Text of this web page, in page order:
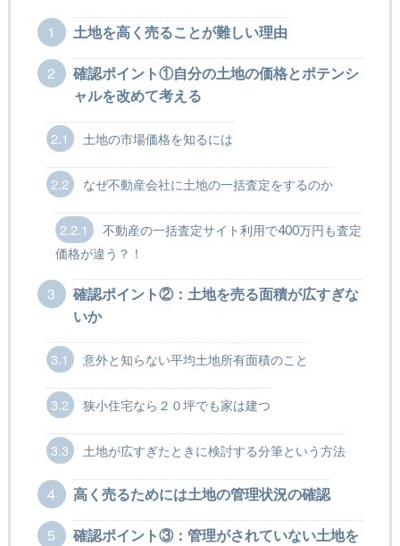
1 土地を高く売ることが難しい理由
2
確認ポイント①自分の土地の価格とポテンシ
ャルを改めて考える
2.1 土地の市場価格を知るには
2.2 なぜ不動産会社に土地の一括査定をするのか
2.2.1
不動産の一括査定サイト利用で400万円も査定
価格が違う？！
3
確認ポイント②：土地を売る面積が広すぎな
いか
3.1 意外と知らない平均土地所有面積のこと
3.2 狭小住宅なら２０坪でも家は建つ
3.3 土地が広すぎたときに検討する分筆という方法
4 高く売るためには土地の管理状況の確認
5
確認ポイント③：管理がされていない土地を